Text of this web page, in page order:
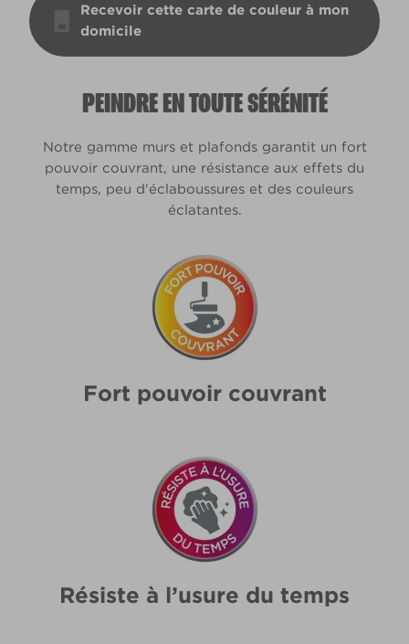
Recevoir cette carte de couleur à mon
domicile
PEINDRE EN TOUTE SÉRÉNITÉ
Notre gamme murs et plafonds garantit un fort
pouvoir couvrant, une résistance aux effets du
temps, peu d'éclaboussures et des couleurs
éclatantes.
Fort pouvoir couvrant
Résiste à l’usure du temps